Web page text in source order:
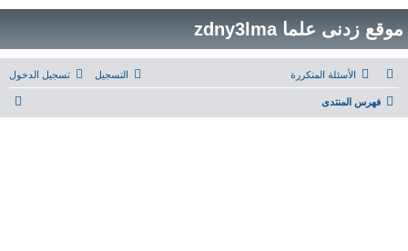
موقع زدنى علما zdny3lma
الأسئلة المتكررة تسجيل الدخول التسجيل
فهرس المنتدى